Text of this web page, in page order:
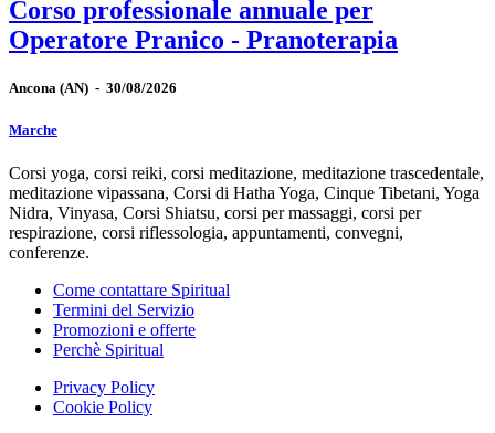
Corso professionale annuale per
Operatore Pranico - Pranoterapia
Ancona (AN) - 30/08/2026
Marche
Corsi yoga, corsi reiki, corsi meditazione, meditazione trascedentale,
meditazione vipassana, Corsi di Hatha Yoga, Cinque Tibetani, Yoga
Nidra, Vinyasa, Corsi Shiatsu, corsi per massaggi, corsi per
respirazione, corsi riflessologia, appuntamenti, convegni,
conferenze.
Come contattare Spiritual
Termini del Servizio
Promozioni e offerte
Perchè Spiritual
Privacy Policy
Cookie Policy